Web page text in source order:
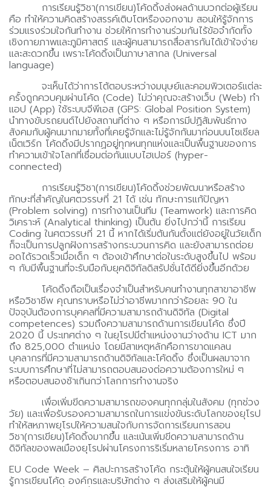
การเรียนรู้วิชา(การเขียน)โค้ดดิ้งส่งผลด้านบวกต่อผู้เรียน
คือ ทำให้ความคิดสร้างสรรค์เติบโตหรืองอกงาม สอนให้รู้จักการ
ร่วมแรงร่วมใจกันทำงาน ช่วยให้การทำงานร่วมกันไร้ข้อจำกัดทั้ง
เชิงกายภาพและภูมิศาสตร์ และผู้คนสามารถสื่อสารกันได้เข้าใจง่าย
และสะดวกขึ้น เพราะโค้ดดิ้งเป็นภาษาสากล (Universal
language)
จะเห็นได้ว่าการโต้ตอบระหว่างมนุษย์และคอมพิวเตอร์แต่ละ
ครั้งถูกควบคุมผ่านโค้ด (Code) ไม่ว่าคุณจะสร้างเว็บ (Web) ทำ
แอป (App) ใช้ระบบจีพีเอส (GPS: Global Position System)
นำทางขับรถยนต์ไปยังสถานที่ต่าง ๆ หรือการมีปฏิสัมพันธ์ทาง
สังคมกับผู้คนมากมายทั้งที่เคยรู้จักและไม่รู้จักกันมาก่อนบนโซเชียล
เน็ตเวิร์ก โค้ดดิ้งมีปรากฏอยู่ทุกหนทุกแห่งและเป็นพื้นฐานของการ
ทำความเข้าใจโลกที่เชื่อมต่อกันแบบไฮเปอร์ (hyper-
connected)
การเรียนรู้วิชา(การเขียน)โค้ดดิ้งช่วยพัฒนาหรือสร้าง
ทักษะที่สำคัญในศตวรรษที่ 21 ได้ เช่น ทักษะการแก้ปัญหา
(Problem solving) การทำงานเป็นทีม (Teamwork) และการคิด
วิเคราะห์ (Analytical thinking) เป็นต้น ยิ่งไปกว่านี้ การเรียน
Coding ในศตวรรษ​ที่​ 21 นี้ หากได้เริ่มต้นกันตั้งแต่ยังอยู่ในวัยเด็ก
ก็จะเป็นการปลูกฝังการสร้างกระบวนการ​คิด และยังสามารถต่อย
อดได้รวดเร็วเมื่อเด็ก ๆ ต้องเข้าศึกษาต่อในระดับสูงขึ้นไป พร้อม
ๆ กับมีพื้นฐานที่จะรับมือกับยุคดิจิทัลดิสรัปชั่นได้ดียิ่งขึ้นอีกด้วย
โค้ดดิ้งถือเป็นเรื่องจำเป็นสำหรับคนทำงานทุกสาขาอาชีพ
หรือวิชาชีพ คุณทราบหรือไม่ว่าอาชีพมากกว่าร้อยละ 90 ใน
ปัจจุบันต้องการบุคคลที่มีความสามารถด้านดิจิทัล (Digital
competences) รวมถึงความสามารถด้านการเขียนโค้ด ซึ่งปี
2020 นี้ ประเทศต่าง ๆ ในยุโรปมีตำแหน่งงานว่างด้าน ICT มาก
ถึง 825,000 ตำแหน่ง โดยมีสาเหตุหลักคือการขาดแคลน
บุคลากรที่มีความสามารถด้านดิจิทัลและโค้ดดิ้ง ซึ่งเป็นผลมาจาก
ระบบการศึกษาที่ไม่สามารถตอบสนองต่อความต้องการใหม่ ๆ
หรือตอบสนองช้าเกินกว่าโลกการทำงานจริง
เพื่อเพิ่มขีดความสามารถของคนทุกกลุ่มในสังคม (ทุกช่วง
วัย) และเพื่อรับรองความสามารถในการแข่งขันระดับโลกของยุโรป
ทำให้สหภาพยุโรปให้ความสนใจกับการจัดการเรียนการสอน
วิชา(การเขียน)โค้ดดิ้งมากขึ้น และเน้นเพิ่มขีดความสามารถด้าน
ดิจิทัลของพลเมืองยุโรปผ่านโครงการริเริ่มหลายโครงการ อาทิ
EU Code Week – ศิลปะการสร้างโค้ด กระตุ้นให้ผู้คนสนใจเรียน
รู้การเขียนโค้ด องค์กรและบริษัทต่าง ๆ ส่งเสริมให้ผู้คนมี